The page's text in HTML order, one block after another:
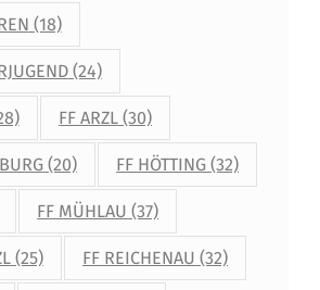
(18)
(24)
FF ARZL (30)
(20) FF HÖTTING (32)
FF MÜHLAU (37)
(25) FF REICHENAU (32)